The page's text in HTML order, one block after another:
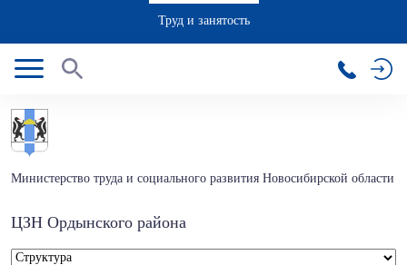
Труд и занятость
Министерство труда и социального развития Новосибирской области
ЦЗН Ордынского района